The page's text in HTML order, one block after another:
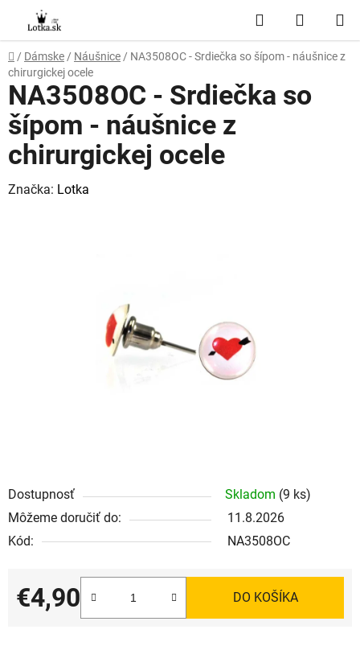
obsah
Hľadať
KOŠÍK
Domov
/ Dámske / Náušnice / NA3508OC - Srdiečka so šípom - náušnice z
chirurgickej ocele
Dostupnosť Skladom (9 ks)
Môžeme doručiť do:
11.8.2026
Kód:
NA3508OC
€4,90
Jednotková cena:
DO KOŠÍKA
NA3508OC - Srdiečka so
šípom - náušnice z
chirurgickej ocele
Značka: Lotka